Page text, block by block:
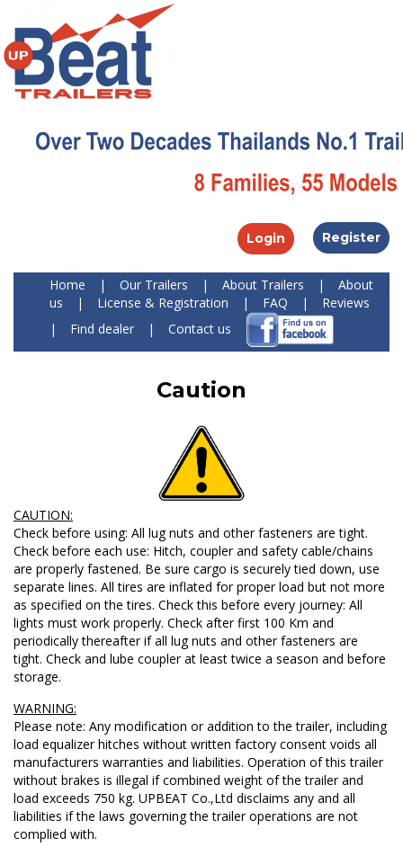
Register
Login
Home | Our Trailers | About Trailers |
About
us
| License & Registration | FAQ |
Reviews
|
Find dealer | Contact us
Caution
CAUTION:
Check before using: All lug nuts and other fasteners are tight.
Check before each use: Hitch, coupler and safety cable/chains
are properly fastened. Be sure cargo is securely tied down, use
separate lines. All tires are inflated for proper load but not more
as specified on the tires. Check this before every journey: All
lights must work properly. Check after first 100 Km and
periodically thereafter if all lug nuts and other fasteners are
tight. Check and lube coupler at least twice a season and before
storage.
WARNING:
Please note: Any modification or addition to the trailer, including
load equalizer hitches without written factory consent voids all
manufacturers warranties and liabilities. Operation of this trailer
without brakes is illegal if combined weight of the trailer and
load exceeds 750 kg. UPBEAT Co.,Ltd disclaims any and all
liabilities if the laws governing the trailer operations are not
complied with.